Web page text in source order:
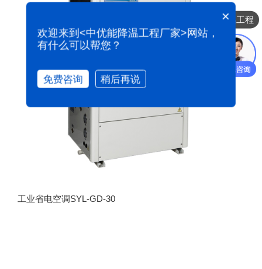
工业省电空调SYL-GD-30
降温工程
厂房降温
×
欢迎来到<中优能降温工程厂家>网站，
有什么可以帮您？
免费咨询 稍后再说